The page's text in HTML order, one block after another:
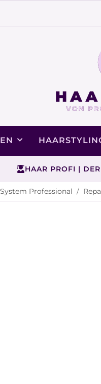
HAAR PROFI |
Professional